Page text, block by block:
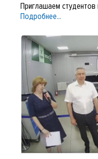
Приглашаем студентов
Подробнее...